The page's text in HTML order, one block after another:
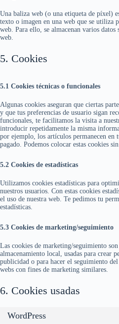
Una baliza web (o una etiqueta de píxel)
texto o imagen en una web que se utiliza
web. Para ello, se almacenan varios datos
web.
5. Cookies
5.1 Cookies técnicas o funcionales
Algunas cookies aseguran que ciertas
y que tus preferencias de usuario sigan
funcionales, te facilitamos la visita a
introducir repetidamente la misma
por ejemplo, los artículos permanecen en
pagado. Podemos colocar estas cookies
5.2 Cookies de estadísticas
Utilizamos cookies estadísticas para
nuestros usuarios. Con estas cookies
el uso de nuestra web. Te pedimos tu
estadísticas.
5.3 Cookies de marketing/seguimiento
Las cookies de marketing/seguimiento
almacenamiento local, usadas para crear
publicidad o para hacer el seguimiento
webs con fines de marketing similares.
6. Cookies usadas
WordPress